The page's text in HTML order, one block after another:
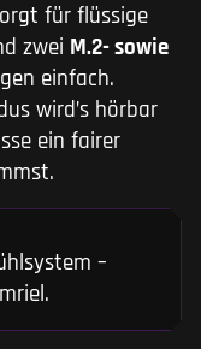
für flüssige
zwei M.2- sowie
einfach.
wird’s hörbar
ein fairer
–